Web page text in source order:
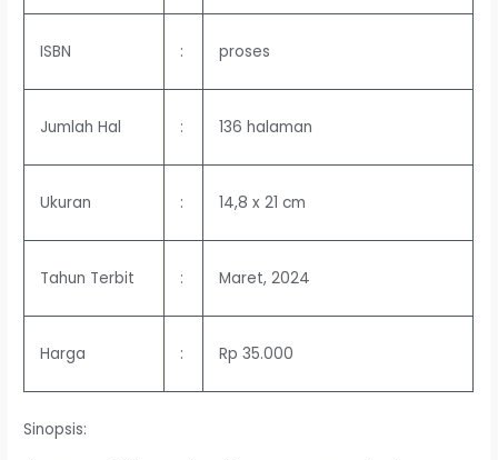
ISBN : proses
Jumlah Hal : 136 halaman
Ukuran : 14,8 x 21 cm
Tahun Terbit : Maret, 2024
Harga : Rp 35.000
Sinopsis: